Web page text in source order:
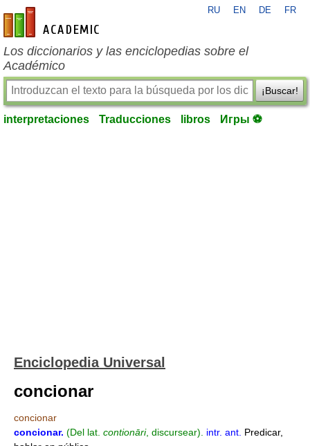
es-academic.com
RU EN DE FR
Los diccionarios y las enciclopedias sobre el
Académico
¡Buscar!
interpretaciones Traducciones libros Игры ⚽
Enciclopedia Universal
concionar
concionar
concionar. (Del lat. contionāri, discursear). intr. ant. Predicar,